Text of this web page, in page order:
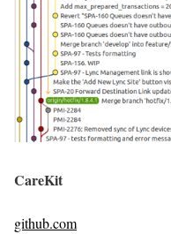
CareKit
github.com